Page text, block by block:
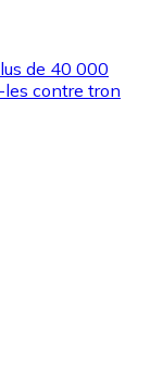
de 40 000
contre tron